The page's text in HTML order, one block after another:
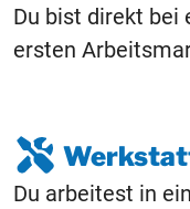
Du bist direkt bei
ersten
Du arbeitest in